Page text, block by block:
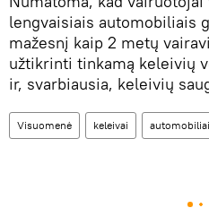
lengvaisiais automobiliais
mažesnį kaip 2 metų
užtikrinti tinkamą keleivių
ir, svarbiausia, keleivių
Visuomenė keleivai automobiliai